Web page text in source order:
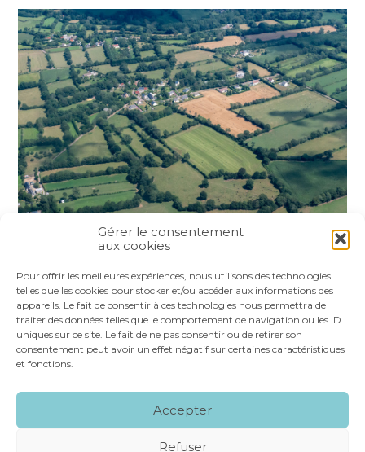
Gérer le consentement
aux cookies
Pour offrir les meilleures expériences, nous utilisons des technologies
telles que les cookies pour stocker et/ou accéder aux informations des
appareils. Le fait de consentir à ces technologies nous permettra de
traiter des données telles que le comportement de navigation ou les ID
uniques sur ce site. Le fait de ne pas consentir ou de retirer son
consentement peut avoir un effet négatif sur certaines caractéristiques
et fonctions.
Accepter
Refuser
FaceBook
TwitterLinkedIn
Footer
NOS SERVICES
NOS SPÉCIALITÉS
RECRUTEMENT CONTACT